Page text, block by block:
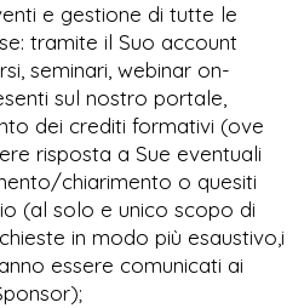
e gestione di tutte le
tramite il Suo account
seminari, webinar on-
sul nostro portale,
dei crediti formativi (ove
risposta a Sue eventuali
chiarimento o quesiti
(al solo e unico scopo di
in modo più esaustivo,i
essere comunicati ai